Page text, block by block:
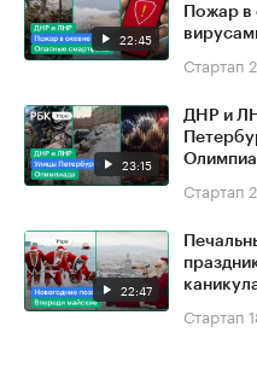
22:45
Пожар
Стартап
23:15
ДНР и
Стартап
22:47
Стартап